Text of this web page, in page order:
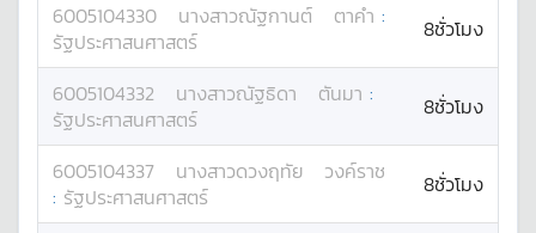
6005104330 นางสาวณัฐกานต์ ตาคำ :
รัฐประศาสนศาสตร์
8ชั่วโมง
6005104332 นางสาวณัฐธิดา ตันมา :
รัฐประศาสนศาสตร์
8ชั่วโมง
6005104337 นางสาวดวงฤทัย
วงค์ราช
: รัฐประศาสนศาสตร์ 8ชั่วโมง